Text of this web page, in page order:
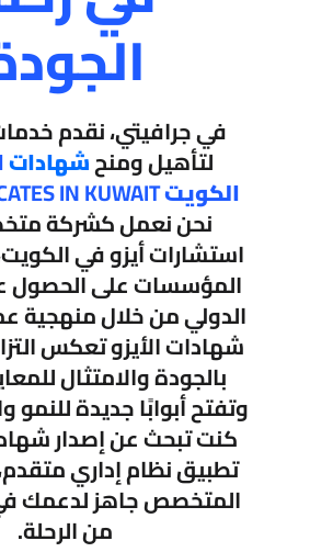
في جرافيتي، نقدم
لتأهيل ومنحشهادات
الكويتIN KUWAIT
نحن نعمل كشركة
استشارات أيزو في الكويت
المؤسسات على الحصول
الدولي من خلال منهجية
شهادات الأيزو تعكس
بالجودة والامتثال
وتفتح أبوابًا جديدة للنمو
كنت تبحث عنإصدار
تطبيق نظام إداري
المتخصص جاهز لدعمك
من الرحلة.